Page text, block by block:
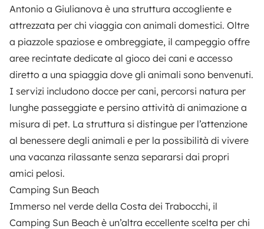
Antonio a Giulianova è una struttura accogliente e
attrezzata per chi viaggia con animali domestici. Oltre
a piazzole spaziose e ombreggiate, il campeggio offre
aree recintate dedicate al gioco dei cani e accesso
diretto a una spiaggia dove gli animali sono benvenuti.
I servizi includono docce per cani, percorsi natura per
lunghe passeggiate e persino attività di animazione a
misura di pet. La struttura si distingue per l’attenzione
al benessere degli animali e per la possibilità di vivere
una vacanza rilassante senza separarsi dai propri
amici pelosi.
Camping Sun Beach
Immerso nel verde della Costa dei Trabocchi, il
Camping Sun Beach è un’altra eccellente scelta per chi